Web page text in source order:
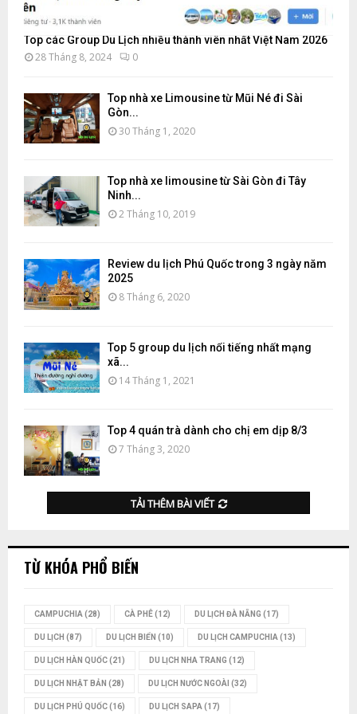
Top các Group Du Lịch nhiều thành viên nhất Việt Nam 2026
28 Tháng 8, 2024 0
Top nhà xe Limousine từ Mũi Né đi Sài
Gòn...
30 Tháng 1, 2020
Top nhà xe limousine từ Sài Gòn đi Tây
Ninh...
2 Tháng 10, 2019
Review du lịch Phú Quốc trong 3 ngày năm
2025
8 Tháng 6, 2020
Top 5 group du lịch nổi tiếng nhất mạng
xã...
14 Tháng 1, 2021
Top 4 quán trà dành cho chị em dịp 8/3
7 Tháng 3, 2020
TẢI THÊM BÀI VIẾT
TỪ KHÓA PHỔ BIẾN
CAMPUCHIA(28) CÀ PHÊ(12) DU LỊCH ĐÀ NẴNG (17)
DU LỊCH (87) DU LỊCH BIỂN (10) DU LỊCH CAMPUCHIA(13)
DU LỊCH HÀN QUỐC(21) DU LỊCH NHA TRANG (12)
DU LỊCH NHẬT BẢN (28) DU LỊCH NƯỚC NGOÀI (32)
DU LỊCH PHÚ QUỐC(16) DU LỊCH SAPA(17)